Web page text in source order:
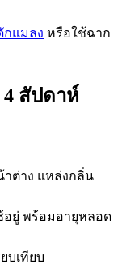
กแมลง หรือใช้ฉาก
สัปดาห์
ต่าง แหล่งกลิ่น
อยู่ พร้อมอายุหลอด
บเทียบ